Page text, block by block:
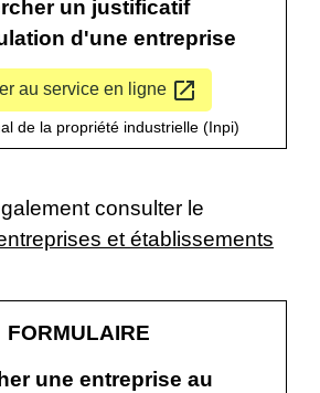
un justificatif
d'une entreprise
au service en ligne open_in_new
de la propriété industrielle (Inpi)
consulter le
et établissements
FORMULAIRE
une entreprise au